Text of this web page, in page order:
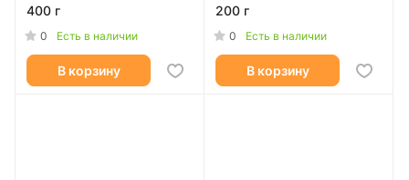
400 г
0 Есть в наличии
В корзину
200 г
0 Есть в наличии
В корзину